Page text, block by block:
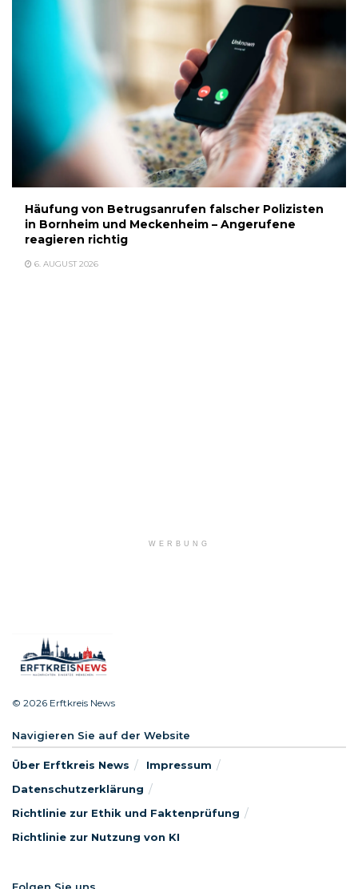
Häufung von Betrugsanrufen falscher Polizisten
in Bornheim und Meckenheim – Angerufene
reagieren richtig
6. AUGUST 2026
WERBUNG
© 2026 Erftkreis News
Navigieren Sie auf der Website
Über Erftkreis News
Impressum
Datenschutzerklärung
Richtlinie zur Ethik und Faktenprüfung
Richtlinie zur Nutzung von KI